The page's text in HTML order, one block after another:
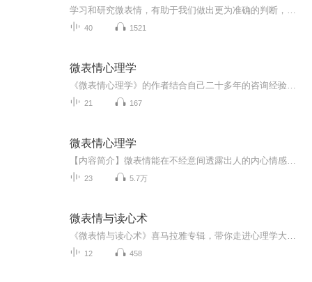
40 1521
微表情心理学
21 167
微表情心理学
23 5.7万
微表情与读心术
12 458